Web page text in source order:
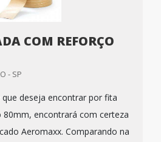
COM REFORÇO
- SP
deseja encontrar por fita
encontrará com certeza
Aeromaxx. Comparando na